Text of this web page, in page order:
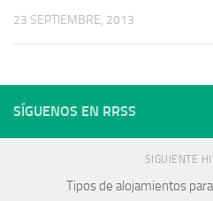
23 SEPTIEMBRE, 2013
SÍGUENOS EN RRSS
SIGUIENTE
Tipos de alojamientos